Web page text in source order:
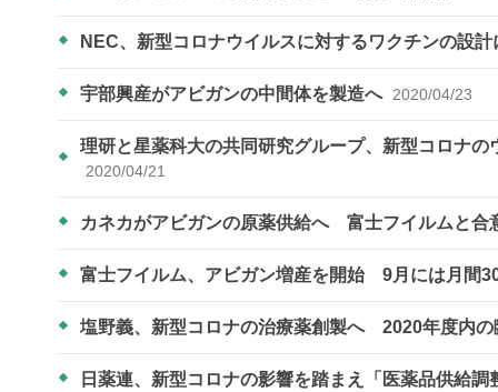
NEC、新型コロナウイルスに対するワクチンの設
宇部興産がアビガンの中間体を製造へ 2020/04/23
理研と星薬科大の共同研究グループ、新型コロナ
2020/04/21
カネカがアビガンの原薬供給へ 富士フイルムと合
富士フイルム、アビガン増産を開始 9月には月間
塩野義、新型コロナの治療薬創製へ 2020年度内
日薬連、新型コロナの影響を踏まえ「医薬品供給